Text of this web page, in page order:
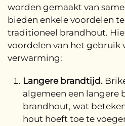
worden gemaakt van
bieden enkele voordelen
traditioneel brandhout.
voordelen van het gebruik
verwarming:
Langere brandtijd.
algemeen een langere
brandhout, wat
hout hoeft toe te